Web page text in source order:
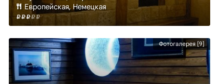
Европейская, Немецкая
Фотогалерея [9]